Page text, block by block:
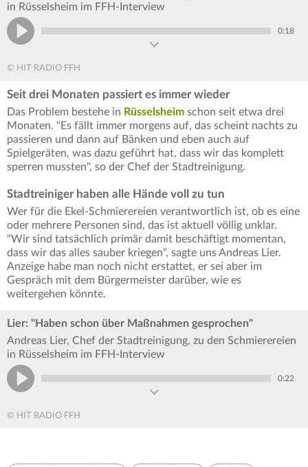
in Rüsselsheim im FFH-Interview
0:18
© HIT RADIO FFH
Seit drei Monaten passiert es immer wieder
Das Problem bestehe in Rüsselsheim schon seit etwa drei
Monaten. "Es fällt immer morgens auf, das scheint nachts zu
passieren und dann auf Bänken und eben auch auf
Spielgeräten, was dazu geführt hat, dass wir das komplett
sperren mussten", so der Chef der Stadtreinigung.
Stadtreiniger haben alle Hände voll zu tun
Wer für die Ekel-Schmierereien verantwortlich ist, ob es eine
oder mehrere Personen sind, das ist aktuell völlig unklar.
"Wir sind tatsächlich primär damit beschäftigt momentan,
dass wir das alles sauber kriegen", sagte uns Andreas Lier.
Anzeige habe man noch nicht erstattet, er sei aber im
Gespräch mit dem Bürgermeister darüber, wie es
weitergehen könnte.
Lier: "Haben schon über Maßnahmen gesprochen"
Andreas Lier, Chef der Stadtreinigung, zu den Schmierereien
in Rüsselsheim im FFH-Interview
0:22
© HIT RADIO FFH